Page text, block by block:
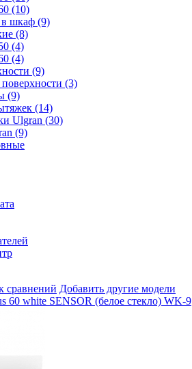
(10)
шкаф (9)
(8)
(4)
(4)
(9)
(3)
(9)
(14)
Ulgran (30)
(9)
сравнений Добавить другие модели
60 white SENSOR (белое стекло) WK-9